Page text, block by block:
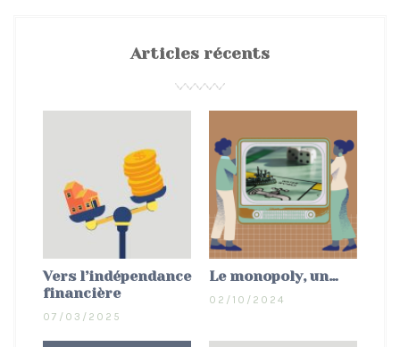
Articles récents
Vers l’indépendance
financière
07/03/2025
Le monopoly, un…
02/10/2024